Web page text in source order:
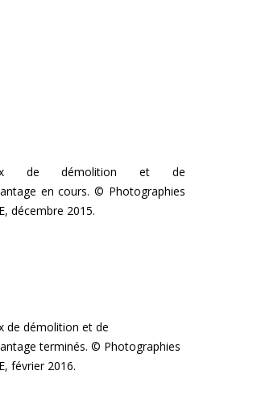
de démolition et de
en cours. © Photographies
décembre 2015.
de démolition et de
terminés. © Photographies
février 2016.